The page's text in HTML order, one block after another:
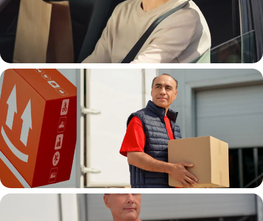
Автокурьер
Водитель грузовой машины